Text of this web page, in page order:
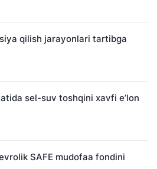
qilish jarayonlari tartibga
sel-suv toshqini xavfi e’lon
SAFE mudofaa fondini